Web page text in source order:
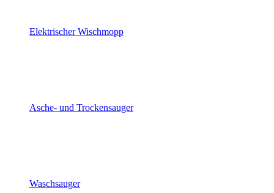
Elektrischer Wischmopp
Asche- und Trockensauger
Waschsauger